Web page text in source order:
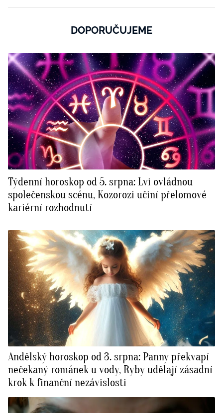
DOPORUČUJEME
Týdenní horoskop od 5. srpna: Lvi ovládnou
společenskou scénu, Kozorozi učiní přelomové
kariérní rozhodnutí
Andělský horoskop od 3. srpna: Panny překvapí
nečekaný románek u vody, Ryby udělají zásadní
krok k finanční nezávislosti